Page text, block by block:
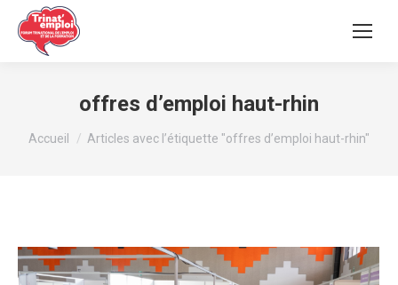
offres d’emploi haut-rhin
Vous êtes ici :
Accueil Articles avec l’étiquette "offres d’emploi haut-rhin"